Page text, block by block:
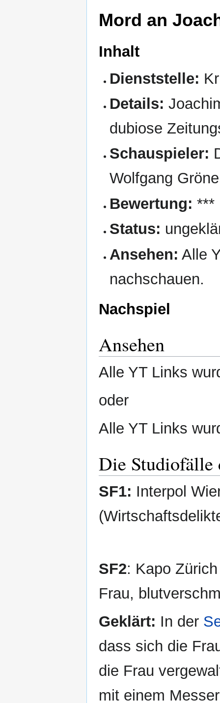
Mord an
Inhalt
Dienststelle:
Details:
dubiose
Schauspieler:
Wolfgang
Bewertung: ***
Status:
Ansehen: Alle
nachschauen.
Nachspiel
Ansehen
Alle YT Links
oder
Alle YT Links
Die Studiofälle
SF1: Interpol
SF2: Kapo
Frau,
Geklärt: In der
dass sich die
die Frau
mit einem